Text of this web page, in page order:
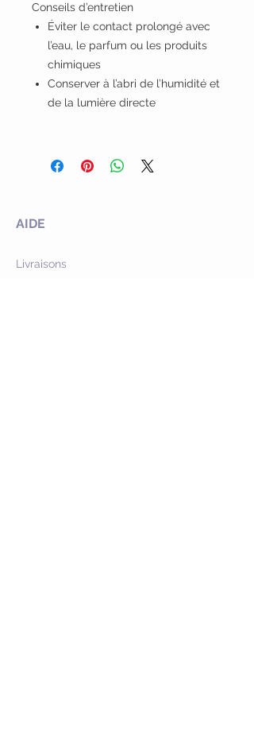
Conseils d’entretien
Éviter le contact prolongé avec
l’eau, le parfum ou les produits
chimiques
Conserver à l’abri de l’humidité et
de la lumière directe
AIDE
Livraisons